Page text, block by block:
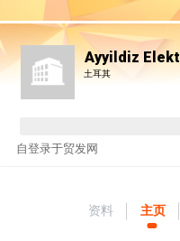
Ayyildiz
土耳其
自登录于贸发网
资料 主页